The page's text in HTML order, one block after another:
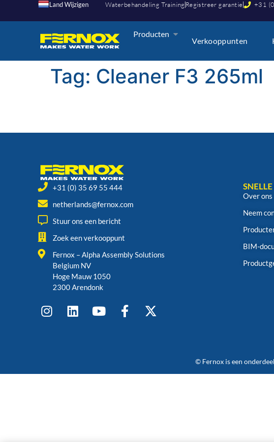
Land Wijzigen Waterbehandeling Training Registreer garantie +31
Producten
Verkooppunten
Tag: Cleaner F3 265ml
+31 (0) 35 69 55 444
netherlands@fernox.com
Stuur ons een bericht
Zoek een verkooppunt
Fernox – Alpha Assembly Solutions
Belgium NV
Hoge Mauw 1050
2300 Arendonk
Over ons
Neem
BIM-
© Fernox is een